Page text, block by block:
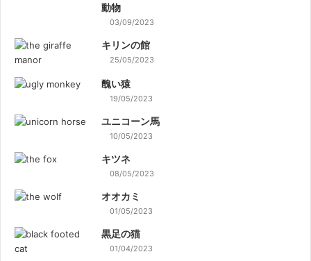
動物
03/09/2023
キリンの館
25/05/2023
醜い猿
19/05/2023
ユニコーン馬
10/05/2023
キツネ
08/05/2023
オオカミ
01/05/2023
黒足の猫
01/04/2023